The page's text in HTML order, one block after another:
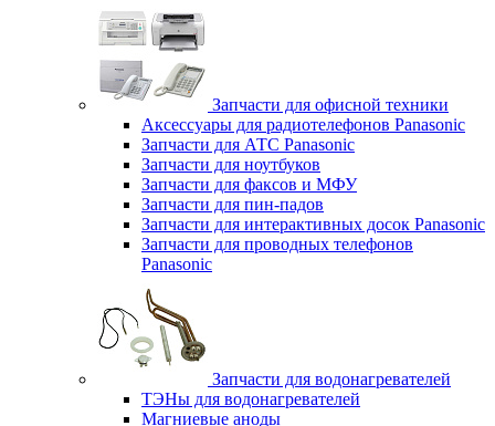
Запчасти для офисной техники
Аксессуары для радиотелефонов Panasonic
Запчасти для АТС Panasonic
Запчасти для ноутбуков
Запчасти для факсов и МФУ
Запчасти для пин-падов
Запчасти для интерактивных досок Panasonic
Запчасти для проводных телефонов
Panasonic
Запчасти для водонагревателей
ТЭНы для водонагревателей
Магниевые аноды